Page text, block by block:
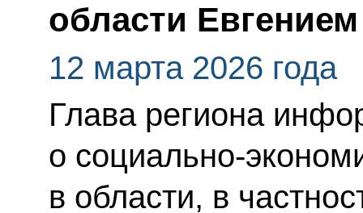
области
12 марта 2026 года
Глава региона
о социально-
в области, в